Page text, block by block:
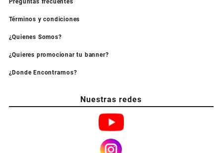
Términos y condiciones
¿Quienes Somos?
¿Quieres promocionar tu banner?
¿Donde Encontrarnos?
Nuestras redes